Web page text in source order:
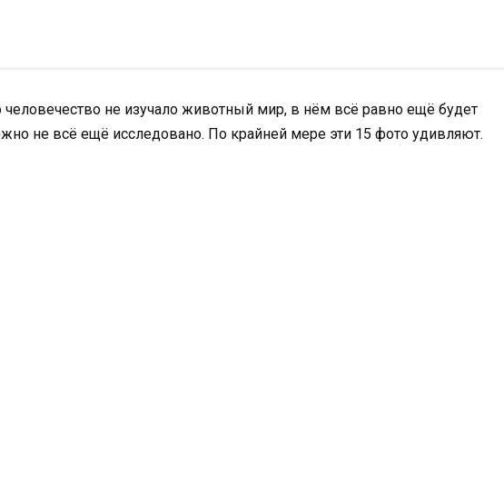
не изучало животный мир, в нём всё равно ещё будет
не всё ещё исследовано. По крайней мере эти 15 фото удивляют.